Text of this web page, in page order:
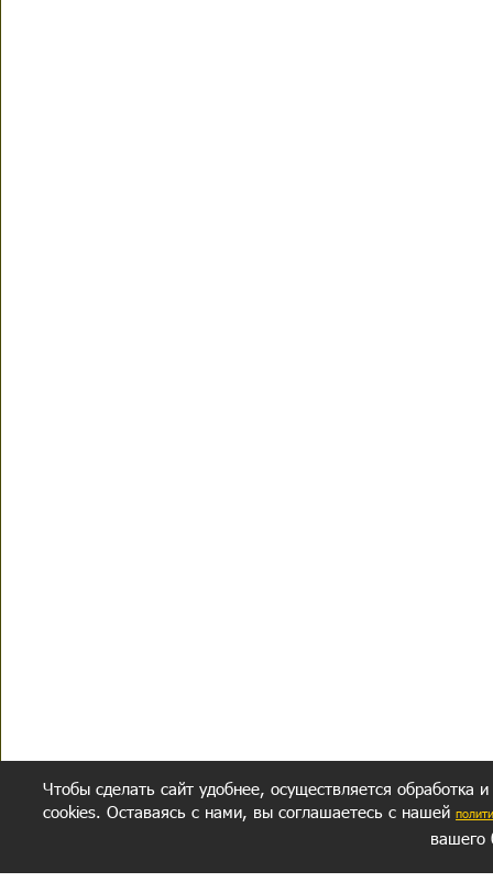
Чтобы сделать сайт удобнее, осуществляется обработка
cookies. Оставаясь с нами, вы соглашаетесь с нашей
вашего